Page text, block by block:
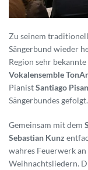
Zu seinem
Sängerbund wieder
Region sehr
Vokalensemble
PianistSantiago
Sängerbundes gefolgt.
Gemeinsam mit dem
Sebastian Kunz
wahres Feuerwerk
Weihnachtsliedern.